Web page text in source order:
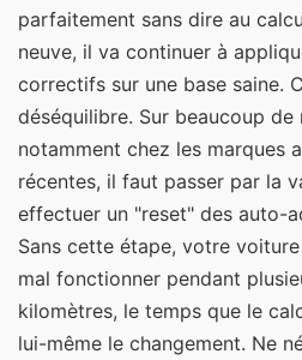
parfaitement sans dire au
neuve, il va continuer à
correctifs sur une base saine.
déséquilibre. Sur beaucoup de
notamment chez les marques
récentes, il faut passer par la
effectuer un "reset" des auto-
Sans cette étape, votre
mal fonctionner pendant
kilomètres, le temps que le
lui-même le changement. Ne